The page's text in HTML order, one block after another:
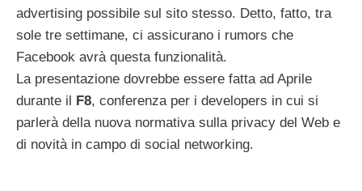
advertising possibile sul sito stesso. Detto, fatto, tra
sole tre settimane, ci assicurano i rumors che
Facebook avrà questa funzionalità.
La presentazione dovrebbe essere fatta ad Aprile
durante il F8, conferenza per i developers in cui si
parlerà della nuova normativa sulla privacy del Web e
di novità in campo di social networking.